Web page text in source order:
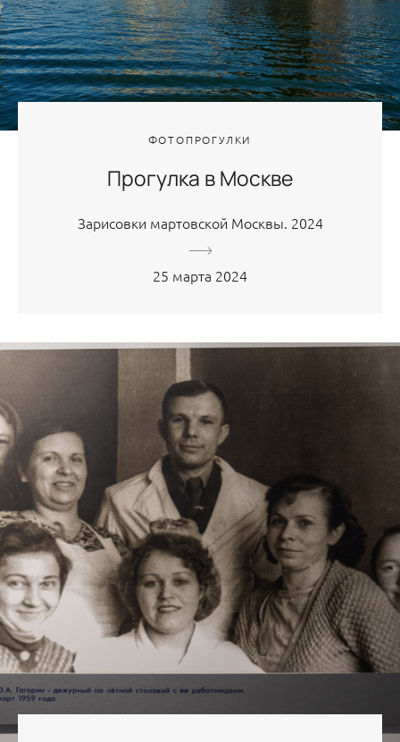
ФОТОПРОГУЛКИ
Прогулка в Москве
Зарисовки мартовской Москвы. 2024
25 марта 2024